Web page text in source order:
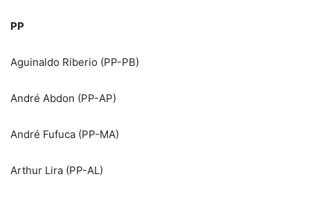
PP
Aguinaldo Riberio (PP-PB)
André Abdon (PP-AP)
André Fufuca (PP-MA)
Arthur Lira (PP-AL)